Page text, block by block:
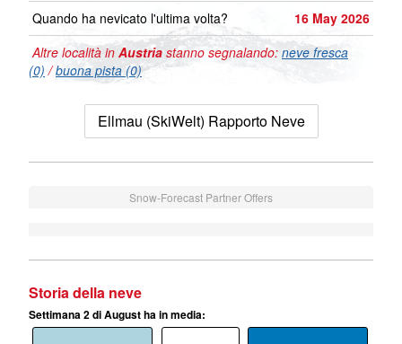
Quando ha nevicato l'ultima volta?
16 May 2026
Altre località in Austria stanno segnalando: neve fresca
(0) /buona pista (0)
Ellmau (SkiWelt) Rapporto Neve
Snow-Forecast Partner Offers
Storia della neve
Settimana 2 di August ha in media: